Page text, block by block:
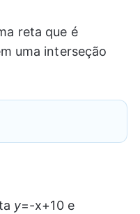
reta que é
uma interseção
y=-x+10 e